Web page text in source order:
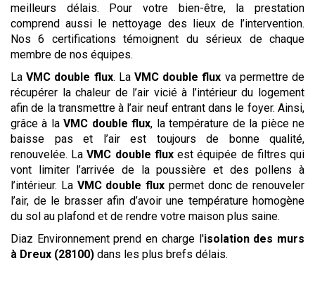
meilleurs délais. Pour votre bien-être, la prestation
comprend aussi le nettoyage des lieux de l’intervention.
Nos 6 certifications témoignent du sérieux de chaque
membre de nos équipes.
LaVMC double flux. LaVMC double flux va permettre de
récupérer la chaleur de l’air vicié à l’intérieur du logement
afin de la transmettre à l’air neuf entrant dans le foyer. Ainsi,
grâce à laVMC double flux, la température de la pièce ne
baisse pas et l’air est toujours de bonne qualité,
renouvelée. LaVMC double fluxest équipée de filtres qui
vont limiter l’arrivée de la poussière et des pollens à
l’intérieur. La VMC double flux permet donc de renouveler
l’air, de le brasser afin d’avoir une température homogène
du sol au plafond et de rendre votre maison plus saine.
Diaz Environnement prend en charge l'isolation des murs
à Dreux (28100) dans les plus brefs délais.